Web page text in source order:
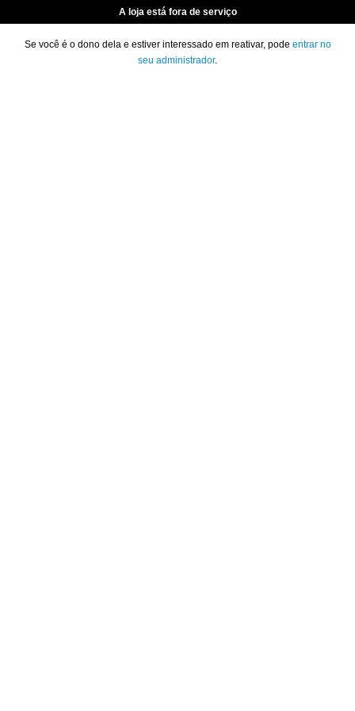
A loja está fora de serviço
Se você é o dono dela e estiver interessado em reativar, pode entrar no
seu administrador.